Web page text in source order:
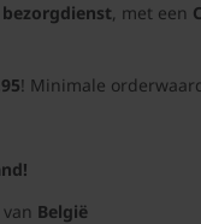
, met een
! Minimale
België